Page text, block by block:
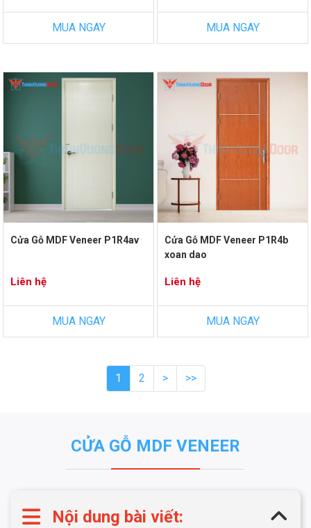
MUA NGAY MUA NGAY
Cửa Gỗ MDF Veneer P1R4av
Liên hệ
MUA NGAY
Cửa Gỗ MDF Veneer P1R4b
xoan dao
Liên hệ
MUA NGAY
1 2 > >>
CỬA GỖ MDF VENEER
Nội dung bài viết: